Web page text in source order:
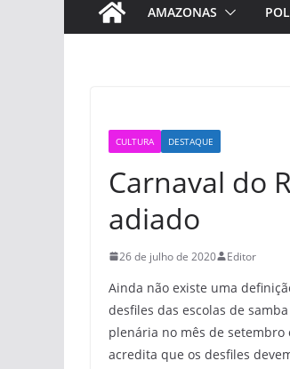
AMAZONAS
CULTURA DESTAQUE
Carnaval do
adiado
26 de julho de 2020 Editor
Ainda não existe uma
desfiles das escolas de
plenária no mês de setembro
acredita que os desfiles